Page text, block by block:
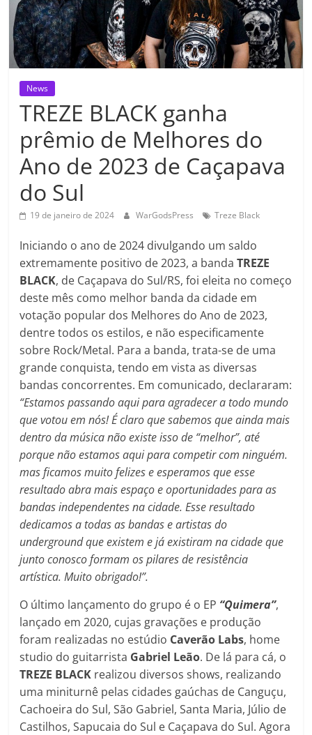
News
TREZE BLACK ganha
prêmio de Melhores do
Ano de 2023 de Caçapava
do Sul
19 de janeiro de 2024 WarGodsPress Treze Black
Iniciando o ano de 2024 divulgando um saldo
extremamente positivo de 2023, a bandaTREZE
BLACK, de Caçapava do Sul/RS, foi eleita no começo
deste mês como melhor banda da cidade em
votação popular dos Melhores do Ano de 2023,
dentre todos os estilos, e não especificamente
sobre Rock/Metal. Para a banda, trata-se de uma
grande conquista, tendo em vista as diversas
bandas concorrentes. Em comunicado, declararam:
“Estamos passando aqui para agradecer a todo mundo
que votou em nós! É claro que sabemos que ainda mais
dentro da música não existe isso de “melhor”, até
porque não estamos aqui para competir com ninguém.
mas ficamos muito felizes e esperamos que esse
resultado abra mais espaço e oportunidades para as
bandas independentes na cidade. Esse resultado
dedicamos a todas as bandas e artistas do
underground que existem e já existiram na cidade que
junto conosco formam os pilares de resistência
artística. Muito obrigado!”.
O último lançamento do grupo é o EP “Quimera”,
lançado em 2020, cujas gravações e produção
foram realizadas no estúdio Caverão Labs, home
studio do guitarrista Gabriel Leão. De lá para cá, o
TREZE BLACK realizou diversos shows, realizando
uma miniturnê pelas cidades gaúchas de Canguçu,
Cachoeira do Sul, São Gabriel, Santa Maria, Júlio de
Castilhos, Sapucaia do Sul e Caçapava do Sul. Agora